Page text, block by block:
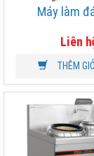
Máy làm
Liên
THÊM